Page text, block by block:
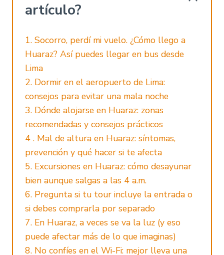
artículo?
1. Socorro, perdí mi vuelo. ¿Cómo llego a
Huaraz? Así puedes llegar en bus desde
Lima
2. Dormir en el aeropuerto de Lima:
consejos para evitar una mala noche
3. Dónde alojarse en Huaraz: zonas
recomendadas y consejos prácticos
4 . Mal de altura en Huaraz: síntomas,
prevención y qué hacer si te afecta
5. Excursiones en Huaraz: cómo desayunar
bien aunque salgas a las 4 a.m.
6. Pregunta si tu tour incluye la entrada o
si debes comprarla por separado
7. En Huaraz, a veces se va la luz (y eso
puede afectar más de lo que imaginas)
8. No confíes en el Wi-Fi: mejor lleva una